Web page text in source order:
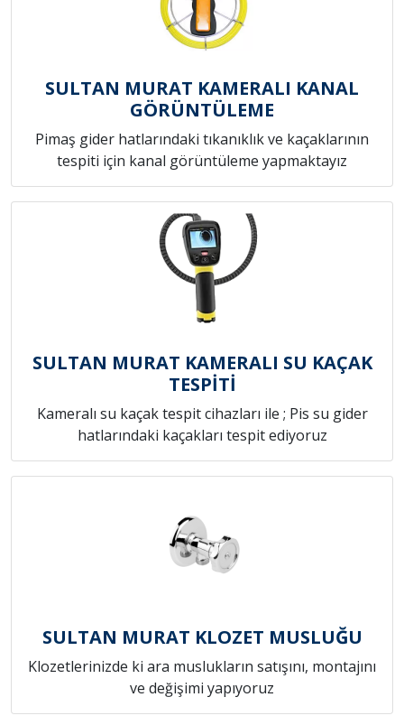
SULTAN MURAT KAMERALI KANAL
GÖRÜNTÜLEME
Pimaş gider hatlarındaki tıkanıklık ve kaçaklarının
tespiti için kanal görüntüleme yapmaktayız
SULTAN MURAT KAMERALI SU KAÇAK
TESPİTİ
Kameralı su kaçak tespit cihazları ile ; Pis su gider
hatlarındaki kaçakları tespit ediyoruz
SULTAN MURAT KLOZET MUSLUĞU
Klozetlerinizde ki ara muslukların satışını, montajını
ve değişimi yapıyoruz